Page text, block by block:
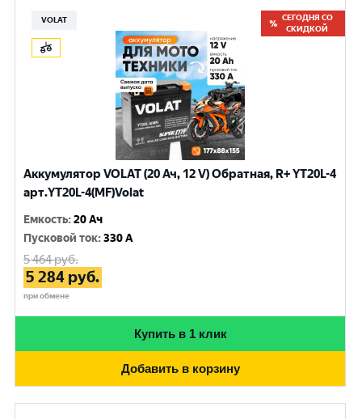
VOLAT
СЕГОДНЯ СО
СКИДКОЙ
Аккумулятор VOLAT (20 Ач, 12 V) Обратная, R+ YT20L-4
арт.YT20L-4(MF)Volat
Емкость:20 Ач
Пусковой ток:330 A
5 464руб.
5 284 руб.
при обмене
Купить в 1 клик
Добавить в корзину